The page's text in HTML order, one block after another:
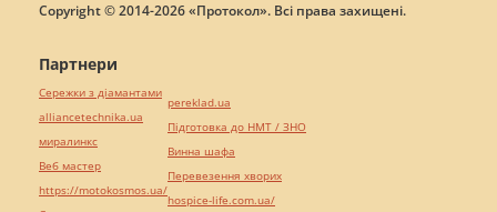
Copyright © 2014-2026 «Протокол». Всі права захищені.
Партнери
Сережки з діамантами
alliancetechnika.ua
миралинкс
Веб мастер
https://motokosmos.ua/
pereklad.ua
Підготовка до НМТ / ЗНО
Винна шафа
Перевезення хворих
hospice-life.com.ua/